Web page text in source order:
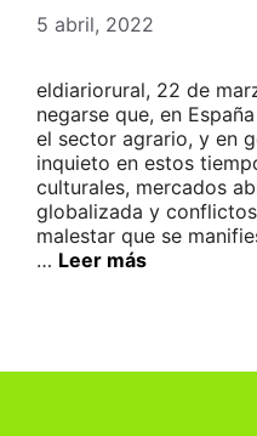
5 abril, 2022
eldiariorural, 22 de
negarse que, en
el sector agrario, y en
inquieto en estos
culturales, mercados
globalizada y
malestar que se
… Leer más